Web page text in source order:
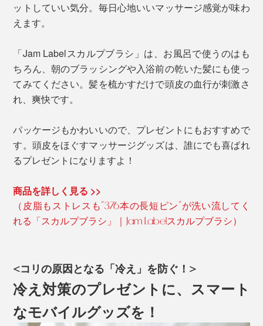
ットしていい気分。毎日心地いいマッサージ感覚が味わ
えます。
「Jam Labelスカルプブラシ」は、お風呂で使うのはも
ちろん、朝のブラッシングや入浴前の乾いた髪にも使っ
てみてください。髪を梳かすだけで頭皮の血行が刺激さ
れ、爽快です。
パッケージもかわいいので、プレゼントにもおすすめで
す。頭皮をほぐすマッサージグッズは、誰にでも喜ばれ
るプレゼントになりますよ！
商品を詳しく見る >>
（皮脂もストレスも“376本の長短ピン”が洗い流してく
れる「スカルプブラシ」｜Jam Labelスカルプブラシ）
<コリの原因となる「冷え」を防ぐ！>
冷え対策のプレゼントに、スマート
なモバイルグッズを！